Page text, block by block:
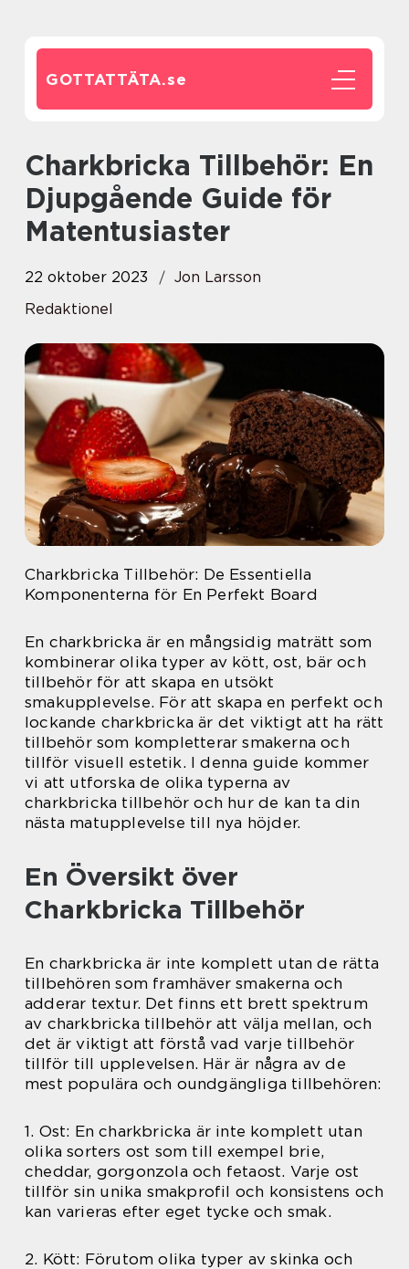
GOTTATTÄTA.se
Charkbricka Tillbehör: En
Djupgående Guide för
Matentusiaster
22 oktober 2023
Jon Larsson
Redaktionel
Charkbricka Tillbehör: De Essentiella
Komponenterna för En Perfekt Board
En charkbricka är en mångsidig maträtt som
kombinerar olika typer av kött, ost, bär och
tillbehör för att skapa en utsökt
smakupplevelse. För att skapa en perfekt och
lockande charkbricka är det viktigt att ha rätt
tillbehör som kompletterar smakerna och
tillför visuell estetik. I denna guide kommer
vi att utforska de olika typerna av
charkbricka tillbehör och hur de kan ta din
nästa matupplevelse till nya höjder.
En Översikt över
Charkbricka Tillbehör
En charkbricka är inte komplett utan de rätta
tillbehören som framhäver smakerna och
adderar textur. Det finns ett brett spektrum
av charkbricka tillbehör att välja mellan, och
det är viktigt att förstå vad varje tillbehör
tillför till upplevelsen. Här är några av de
mest populära och oundgängliga tillbehören:
1. Ost: En charkbricka är inte komplett utan
olika sorters ost som till exempel brie,
cheddar, gorgonzola och fetaost. Varje ost
tillför sin unika smakprofil och konsistens och
kan varieras efter eget tycke och smak.
2. Kött: Förutom olika typer av skinka och